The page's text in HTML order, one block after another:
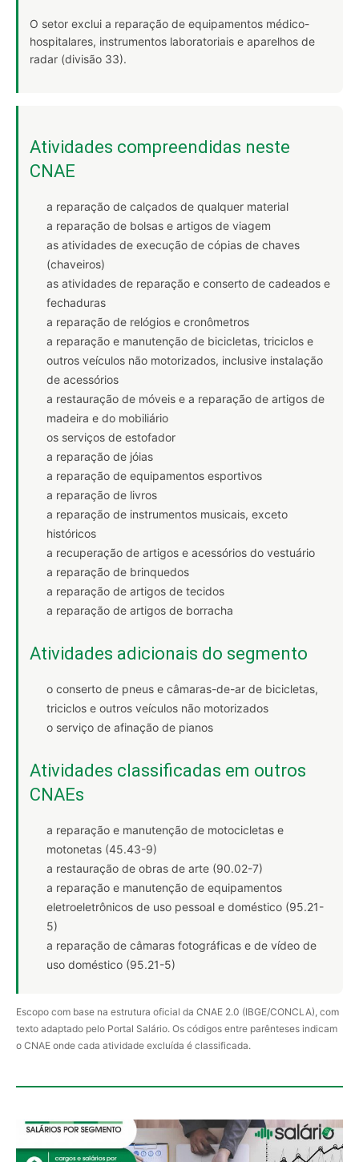
O setor exclui a reparação de equipamentos médico-
hospitalares, instrumentos laboratoriais e aparelhos de
radar (divisão 33).
Atividades compreendidas neste
CNAE
a reparação de calçados de qualquer material
a reparação de bolsas e artigos de viagem
as atividades de execução de cópias de chaves
(chaveiros)
as atividades de reparação e conserto de cadeados e
fechaduras
a reparação de relógios e cronômetros
a reparação e manutenção de bicicletas, triciclos e
outros veículos não motorizados, inclusive instalação
de acessórios
a restauração de móveis e a reparação de artigos de
madeira e do mobiliário
os serviços de estofador
a reparação de jóias
a reparação de equipamentos esportivos
a reparação de livros
a reparação de instrumentos musicais, exceto
históricos
a recuperação de artigos e acessórios do vestuário
a reparação de brinquedos
a reparação de artigos de tecidos
a reparação de artigos de borracha
Atividades adicionais do segmento
o conserto de pneus e câmaras-de-ar de bicicletas,
triciclos e outros veículos não motorizados
o serviço de afinação de pianos
Atividades classificadas em outros
CNAEs
a reparação e manutenção de motocicletas e
motonetas (45.43-9)
a restauração de obras de arte (90.02-7)
a reparação e manutenção de equipamentos
eletroeletrônicos de uso pessoal e doméstico (95.21-
5)
a reparação de câmaras fotográficas e de vídeo de
uso doméstico (95.21-5)
Escopo com base na estrutura oficial da CNAE 2.0 (IBGE/CONCLA), com
texto adaptado pelo Portal Salário. Os códigos entre parênteses indicam
o CNAE onde cada atividade excluída é classificada.